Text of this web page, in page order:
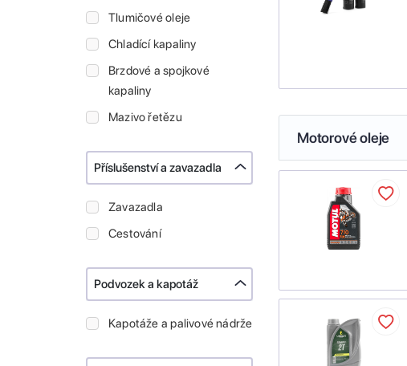
Tlumičové oleje
Chladící kapaliny
Brzdové a spojkové
kapaliny
Mazivo řetězu
Příslušenství a zavazadla
Zavazadla
Cestování
Podvozek a kapotáž
Kapotáže a palivové nádrže
Motorové oleje